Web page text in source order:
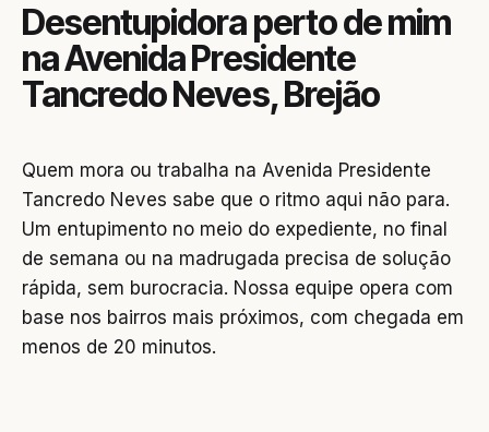
Desentupidora perto de mim
na Avenida Presidente
Tancredo Neves, Brejão
Quem mora ou trabalha na Avenida Presidente
Tancredo Neves sabe que o ritmo aqui não para.
Um entupimento no meio do expediente, no final
de semana ou na madrugada precisa de solução
rápida, sem burocracia. Nossa equipe opera com
base nos bairros mais próximos, com chegada em
menos de 20 minutos.